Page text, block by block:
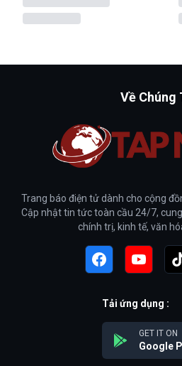
Về Chúng
Trang báo điện tử dành cho cộng
Cập nhật tin tức toàn cầu 24/7,
chính trị, kinh tế, văn
Tải ứng dụng :
GET IT ON
Google